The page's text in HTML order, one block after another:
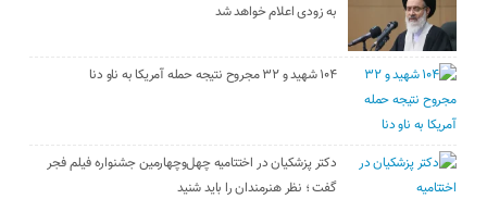
به زودی اعلام خواهد شد
۱۰۴ شهید و ۳۲ مجروح نتیجه حمله آمریکا به ناو دنا
دکتر پزشکیان در اختتامیه چهل‌وچهارمین جشنواره فیلم فجر
گفت ؛ نظر هنرمندان را باید شنید